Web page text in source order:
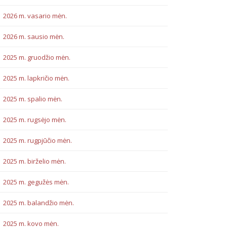
2026 m. vasario mėn.
2026 m. sausio mėn.
2025 m. gruodžio mėn.
2025 m. lapkričio mėn.
2025 m. spalio mėn.
2025 m. rugsėjo mėn.
2025 m. rugpjūčio mėn.
2025 m. birželio mėn.
2025 m. gegužės mėn.
2025 m. balandžio mėn.
2025 m. kovo mėn.